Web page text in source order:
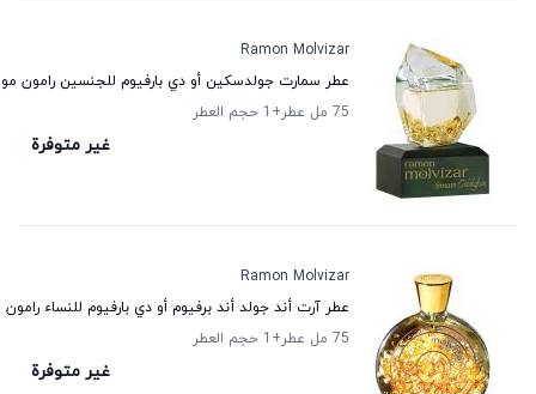
Ramon Molvizar
عطر سمارت جولدسكين أو دي بارفيوم للجنسين رامون
75 مل عطر
+1 حجم العطر
غير متوفرة
Ramon Molvizar
عطر آرت أند جولد أند برفيوم أو دي بارفيوم للنساء رامون
75 مل عطر
+1 حجم العطر
غير متوفرة